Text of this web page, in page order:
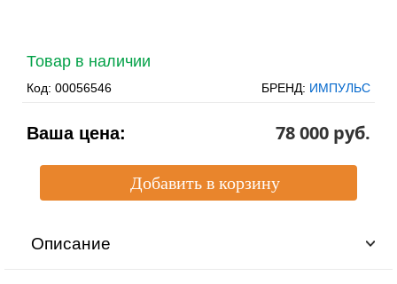
Товар в наличии
Код: 00056546 БРЕНД: ИМПУЛЬС
Ваша цена: 78 000 pуб.
Описание